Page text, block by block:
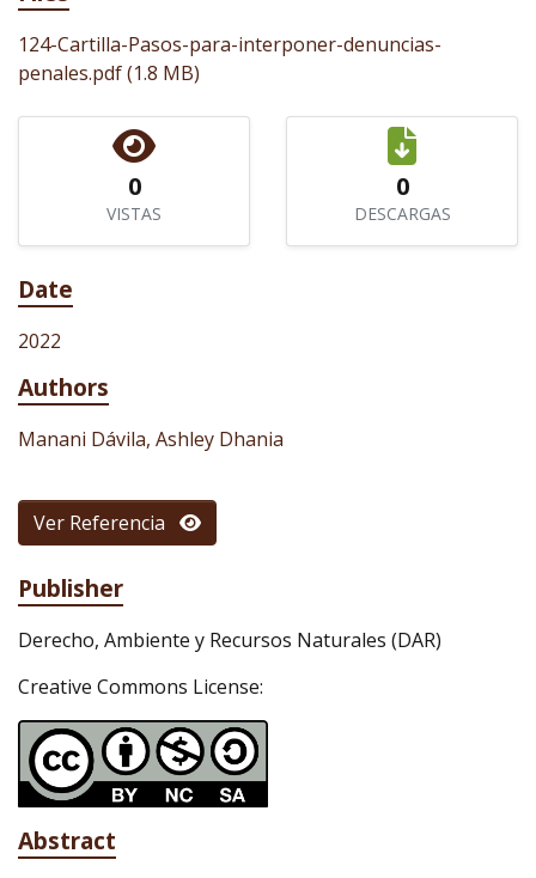
124-Cartilla-Pasos-para-interponer-denuncias-
penales.pdf(1.8 MB)
0
VISTAS
0
DESCARGAS
Date
2022
Authors
Manani Dávila, Ashley Dhania
Ver Referencia
Publisher
Derecho, Ambiente y Recursos Naturales (DAR)
Creative Commons License:
Abstract